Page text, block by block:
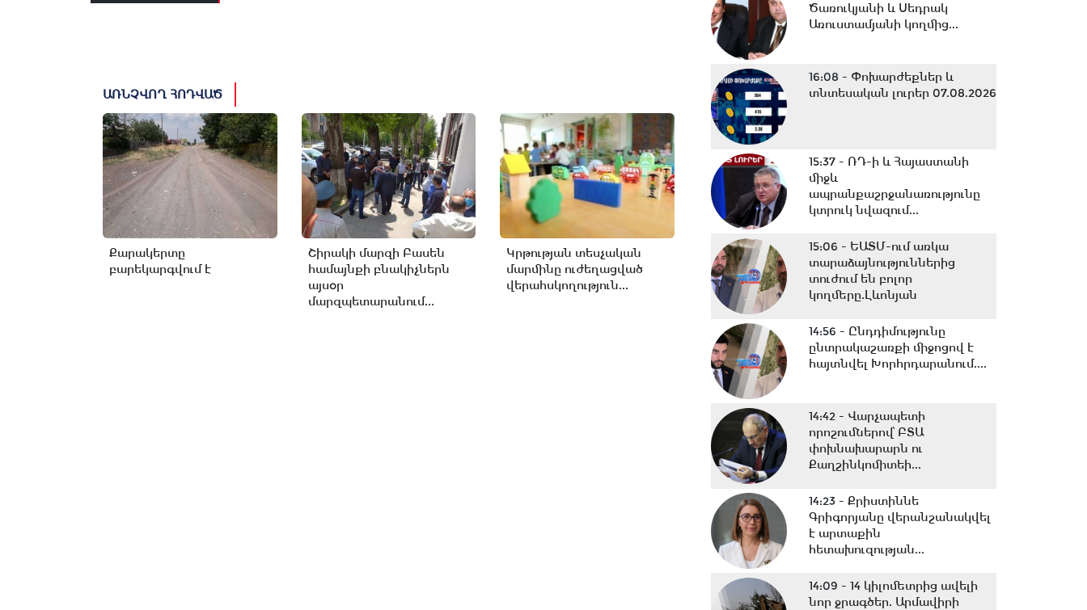
ԱՌՆՉՎՈՂ ՀՈԴՎԱԾ
Քարակերտը
բարեկարգվում է
Շիրակի մարզի Բասեն
համայնքի բնակիչներն
այսօր
մարզպետարանում...
Կրթության տեսչական
մարմինը ուժեղացված
վերահսկողություն...
Ծառուկյանի և Սեդրակ
Առուստամյանի կողմից...
16:08 - Փոխարժեքներ և
տնտեսական լուրեր 07.08.2026
15:37 - ՌԴ-ի և Հայաստանի
միջև
ապրանքաշրջանառությունը
կտրուկ նվազում...
15:06 - ԵԱՏՄ-ում առկա
տարաձայնություններից
տուժում են բոլոր
կողմերը.Լևոնյան
14:56 - Ընդդիմությունը
ընտրակաշառքի միջոցով է
հայտնվել Խորհրդարանում....
14:42 - Վարչապետի
որոշումներով՝ ԲՏԱ
փոխնախարարն ու
Քաղշինկոմիտեի...
14:23 - Քրիստիննե
Գրիգորյանը վերանշանակվել
է արտաքին
հետախուզության...
14:09 - 14 կիլոմետրից ավելի
նոր ջրագծեր. Արմավիրի